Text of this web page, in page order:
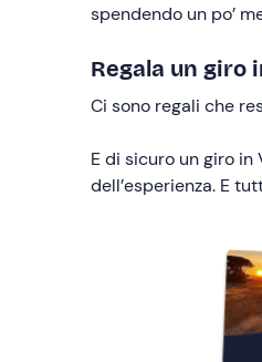
spendendo un po’
Regala un giro
Ci sono regali che
E di sicuro un giro
dell’esperienza. E